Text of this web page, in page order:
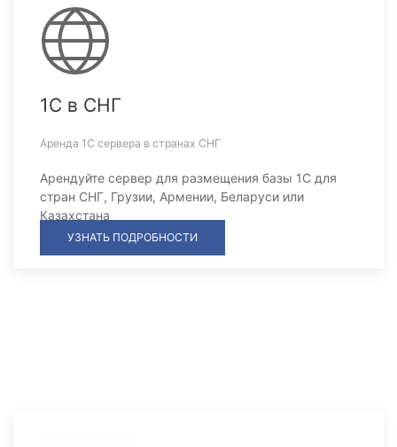
1С в СНГ
Аренда 1С сервера в странах СНГ
Арендуйте сервер для размещения базы 1С для
стран СНГ, Грузии, Армении, Беларуси или
Казахстана
УЗНАТЬ ПОДРОБНОСТИ